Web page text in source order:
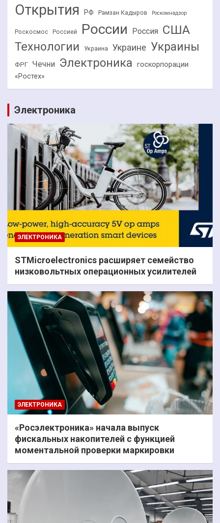
Открытия РФ Рамзан Кадыров Роскомнадзор
Роскосмос Россией России Россия США
Технологии Украина Украине Украины
ФРГ Чечни Электроника госкорпорации
«Ростех»
Электроника
ЭЛЕКТРОНИКА
STMicroelectronics расширяет семейство
низковольтных операционных усилителей
ЭЛЕКТРОНИКА
«Росэлектроника» начала выпуск
фискальных накопителей с функцией
моментальной проверки маркировки